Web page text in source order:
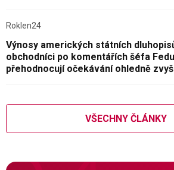
Roklen24
Výnosy amerických státních
obchodníci po komentářích šéfa
přehodnocují očekávání ohledně
VŠECHNY ČLÁNKY